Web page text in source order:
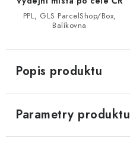
PPL, GLS ParcelShop/Box,
Balíkovna
Popis produktu
Parametry produktu